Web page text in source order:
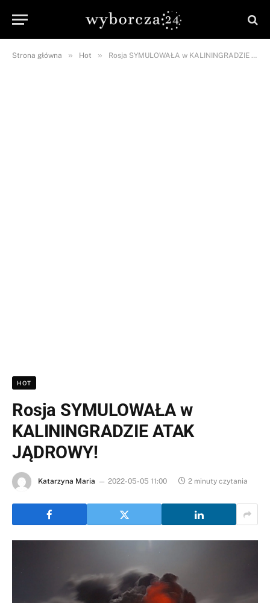
Strona główna » Hot » Rosja SYMULOWAŁA w KALININGRADZIE ATAK JĄDROWY!
HOT
Rosja SYMULOWAŁA w
KALININGRADZIE ATAK
JĄDROWY!
Katarzyna Maria 2022-05-05 11:00 2 minuty czytania